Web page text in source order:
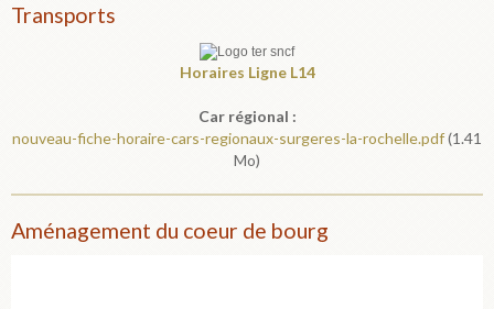
Transports
Horaires Ligne L14
Car régional :
nouveau-fiche-horaire-cars-regionaux-surgeres-la-rochelle.pdf(1.41
Mo)
Aménagement du coeur de bourg